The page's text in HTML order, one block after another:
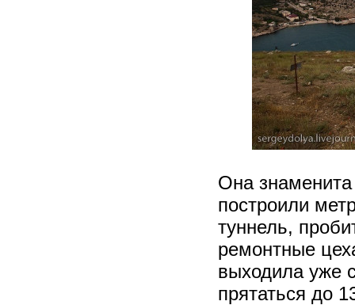
Она
построили
туннель,
ремонтные
выходила уже
прятаться до